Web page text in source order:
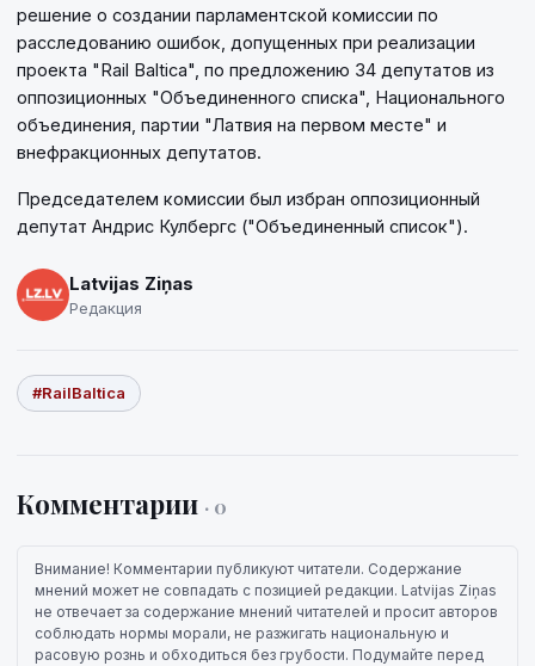
решение о создании парламентской комиссии по
расследованию ошибок, допущенных при реализации
проекта "Rail Baltica", по предложению 34 депутатов из
оппозиционных "Объединенного списка", Национального
объединения, партии "Латвия на первом месте" и
внефракционных депутатов.
Председателем комиссии был избран оппозиционный
депутат Андрис Кулбергс ("Объединенный список").
Latvijas Ziņas
Редакция
#RailBaltica
Комментарии · 0
Внимание! Комментарии публикуют читатели. Содержание
мнений может не совпадать с позицией редакции. Latvijas Ziņas
не отвечает за содержание мнений читателей и просит авторов
соблюдать нормы морали, не разжигать национальную и
расовую рознь и обходиться без грубости. Подумайте перед